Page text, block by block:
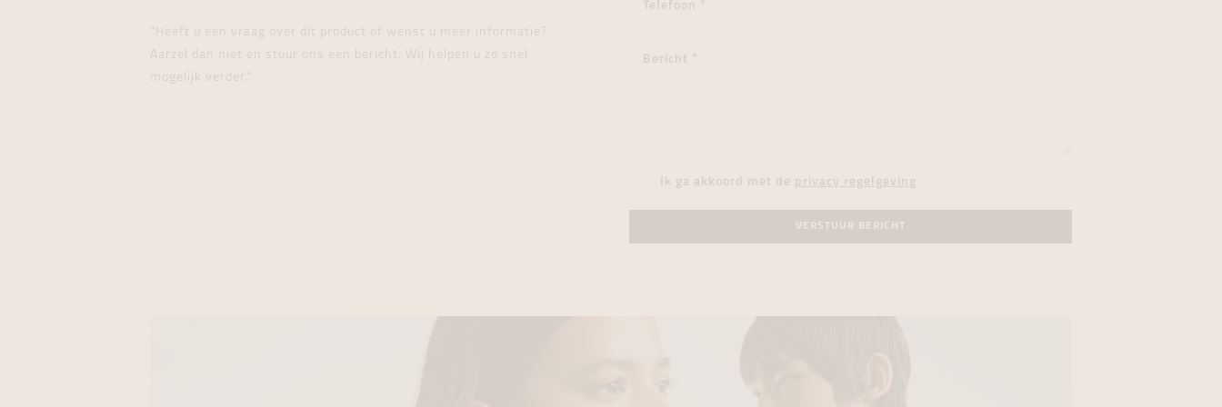
"Heeft u een vraag over dit product of wenst u meer informatie?
Aarzel dan niet en stuur ons een bericht. Wij helpen u zo snel
mogelijk verder."
Ik ga akkoord met de privacy regelgeving
VERSTUUR BERICHT